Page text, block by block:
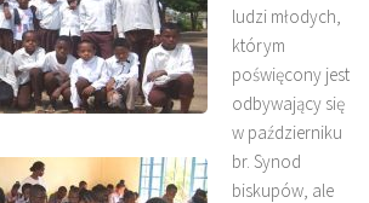
ludzi młodych,
którym
poświęcony jest
odbywający się
w październiku
br. Synod
biskupów, ale